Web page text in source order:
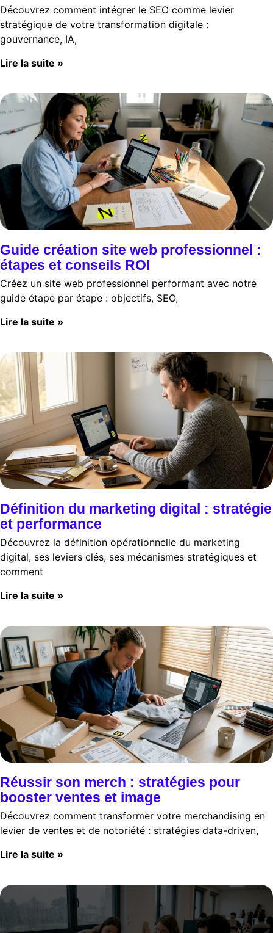
Découvrez comment intégrer le SEO comme levier
stratégique de votre transformation digitale :
gouvernance, IA,
Lire la suite »
Guide création site web professionnel :
étapes et conseils ROI
Créez un site web professionnel performant avec notre
guide étape par étape : objectifs, SEO,
Lire la suite »
Définition du marketing digital : stratégie
et performance
Découvrez la définition opérationnelle du marketing
digital, ses leviers clés, ses mécanismes stratégiques et
comment
Lire la suite »
Réussir son merch : stratégies pour
booster ventes et image
Découvrez comment transformer votre merchandising en
levier de ventes et de notoriété : stratégies data-driven,
Lire la suite »